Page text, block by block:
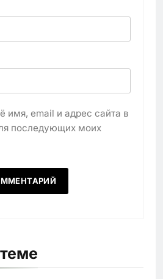
имя, email и адрес сайта в
последующих моих